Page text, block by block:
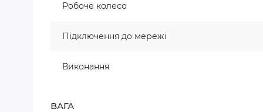
Робоче колесо
Підключення до мережі
Виконання
ВАГА